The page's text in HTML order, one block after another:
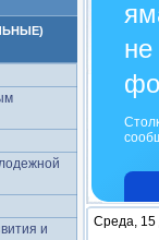
и
не
Среда, 15